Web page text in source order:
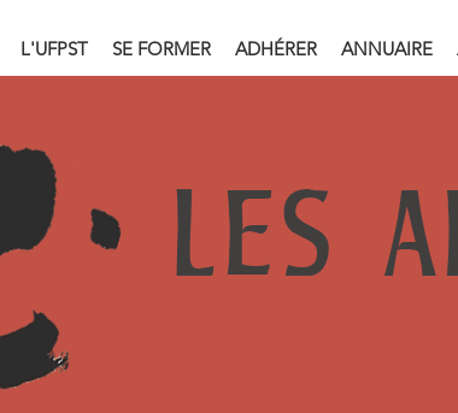
L'UFPST SE FORMER ADHÉRER ANNUAIRE
LES